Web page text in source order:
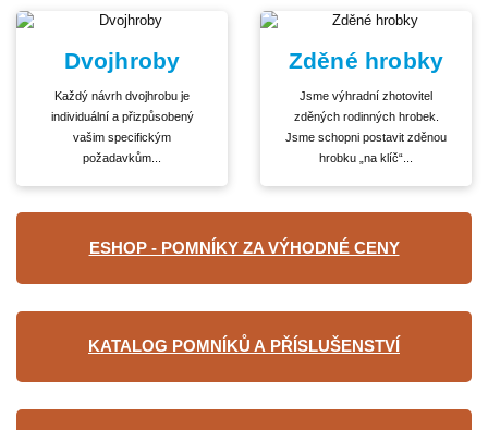
Dvojhroby
Každý návrh dvojhrobu je
individuální a přizpůsobený
vašim specifickým
požadavkům...
Zděné hrobky
Jsme výhradní zhotovitel
zděných rodinných hrobek.
Jsme schopni postavit zděnou
hrobku „na klíč“...
ESHOP - POMNÍKY ZA VÝHODNÉ CENY
KATALOG POMNÍKŮ A PŘÍSLUŠENSTVÍ